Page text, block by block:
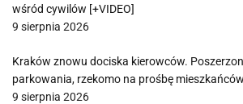
wśród cywilów [+VIDEO]
9 sierpnia 2026
Kraków znowu dociska kierowców.
parkowania, rzekomo na prośbę mieszkańców
9 sierpnia 2026